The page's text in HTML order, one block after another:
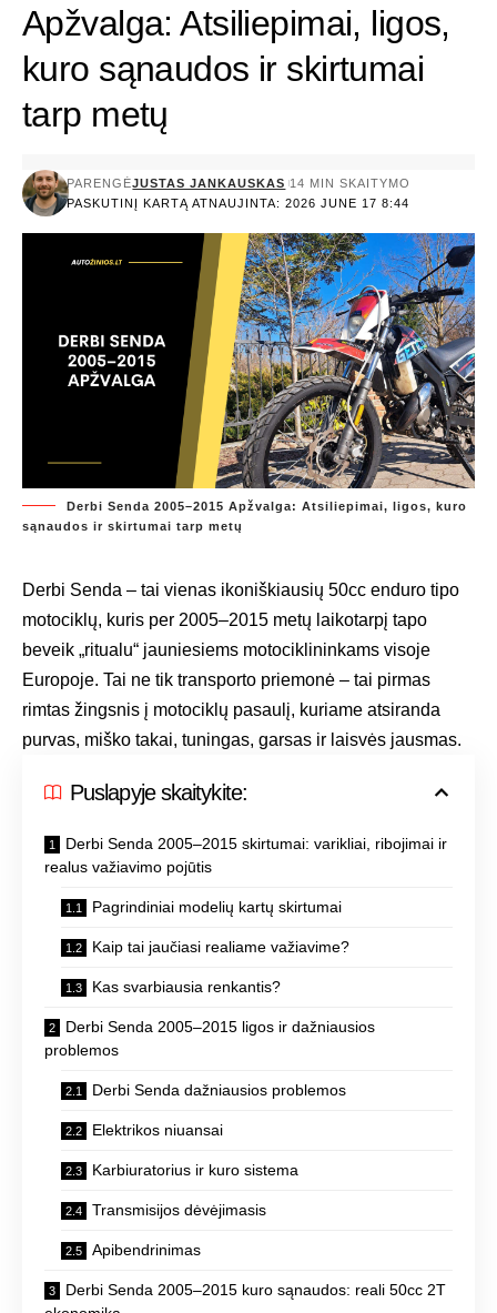
Apžvalga: Atsiliepimai, ligos,
kuro sąnaudos ir skirtumai
tarp metų
PASKUTINĮ KARTĄ ATNAUJINTA: 2026 JUNE 17 8:44
PARENGĖJUSTAS JANKAUSKAS 14 MIN SKAITYMO
Derbi Senda 2005–2015 Apžvalga: Atsiliepimai, ligos, kuro
sąnaudos ir skirtumai tarp metų
Derbi Senda – tai vienas ikoniškiausių 50cc enduro tipo
motociklų, kuris per 2005–2015 metų laikotarpį tapo
beveik „ritualu“ jauniesiems motociklininkams visoje
Europoje. Tai ne tik transporto priemonė – tai pirmas
rimtas žingsnis į motociklų pasaulį, kuriame atsiranda
purvas, miško takai, tuningas, garsas ir laisvės jausmas.
Puslapyje skaitykite:
Derbi Senda 2005–2015 skirtumai: varikliai, ribojimai ir
realus važiavimo pojūtis
Pagrindiniai modelių kartų skirtumai
Kaip tai jaučiasi realiame važiavime?
Kas svarbiausia renkantis?
Derbi Senda 2005–2015 ligos ir dažniausios
problemos
Derbi Senda dažniausios problemos
Elektrikos niuansai
Karbiuratorius ir kuro sistema
Transmisijos dėvėjimasis
Apibendrinimas
Derbi Senda 2005–2015 kuro sąnaudos: reali 50cc 2T